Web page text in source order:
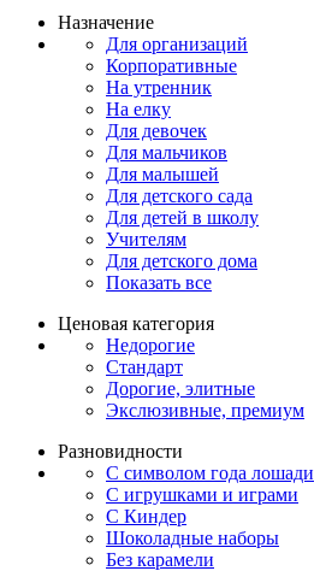
Назначение
Для организаций
Корпоративные
На утренник
На елку
Для девочек
Для мальчиков
Для малышей
Для детского сада
Для детей в школу
Учителям
Для детского дома
Показать все
Ценовая категория
Недорогие
Стандарт
Дорогие, элитные
Экслюзивные, премиум
Разновидности
С символом года лошади
С игрушками и играми
С Киндер
Шоколадные наборы
Без карамели